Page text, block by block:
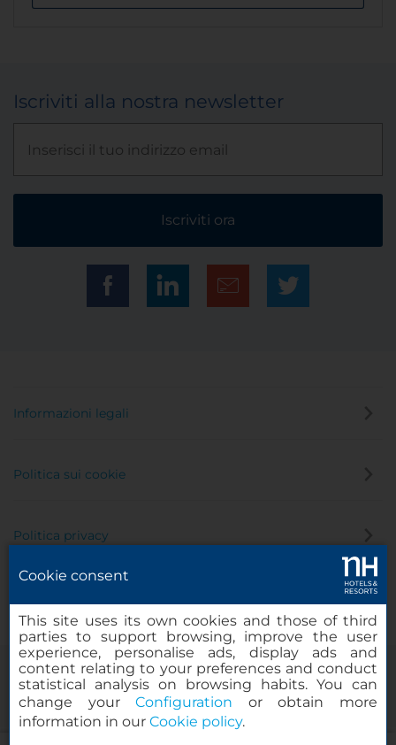
Iscriviti alla nostra newsletter
Iscriviti ora
Informazioni legali
Politica sui cookie
Politica privacy
Cookie consent
This site uses its own cookies and those of third
parties to support browsing, improve the user
experience, personalise ads, display ads and
content relating to your preferences and conduct
statistical analysis on browsing habits. You can
change yourConfiguration or obtain more
information in our Cookie policy.